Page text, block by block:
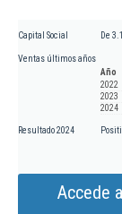
Capital Social De
Ventas últimos años
Año
2022
2023
2024
Resultado 2024
Accede